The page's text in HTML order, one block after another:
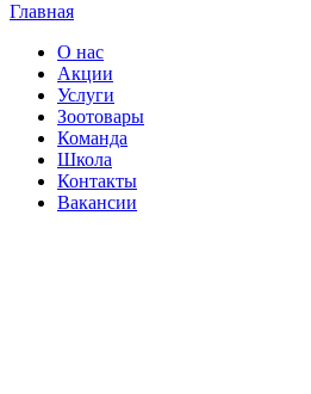
Главная
О нас
Акции
Услуги
Зоотовары
Команда
Школа
Контакты
Вакансии